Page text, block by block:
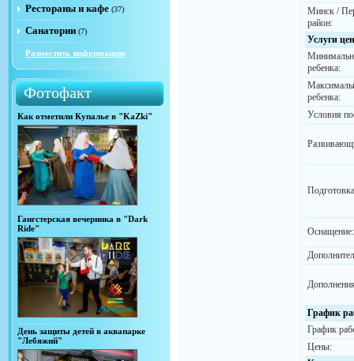
Рестораны и кафе (37)
Санатории (7)
Разместить информацию
Фотофакт
Как отметили Купалье в "KaZki"
Гангстерская вечеринка в "Dark
Ride"
День защиты детей в аквапарке
"Лебяжий"
Минск /
район:
Услуги
ребенка:
ребенка:
Условия
Оснащение:
График
График
Цены: